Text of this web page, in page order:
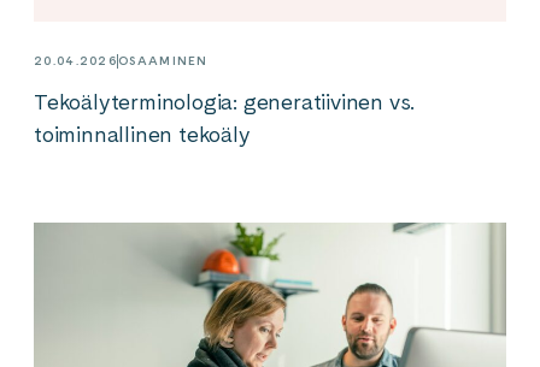
20.04.2026 OSAAMINEN
Tekoälyterminologia: generatiivinen vs.
toiminnallinen tekoäly